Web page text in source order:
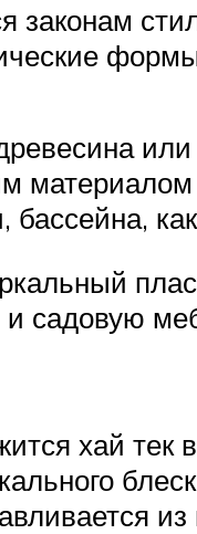
законам
бассейна,
и садовую
хай